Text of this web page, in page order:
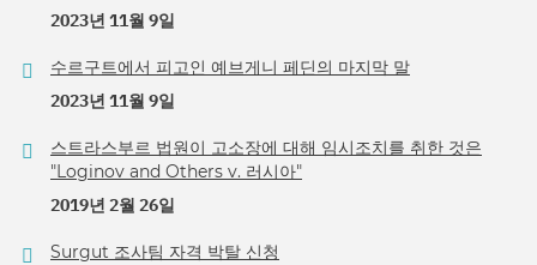
2023년 11월 9일
수르구트에서 피고인 예브게니 페딘의 마지막 말
2023년 11월 9일
스트라스부르 법원이 고소장에 대해 임시조치를 취한 것은
"Loginov and Others v. 러시아"
2019년 2월 26일
Surgut 조사팀 자격 박탈 신청